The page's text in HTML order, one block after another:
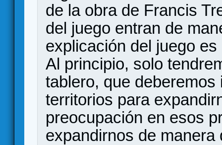
de la obra de Francis
del juego entran de
explicación del juego
Al principio, solo
tablero, que
territorios para
preocupación en esos
expandirnos de